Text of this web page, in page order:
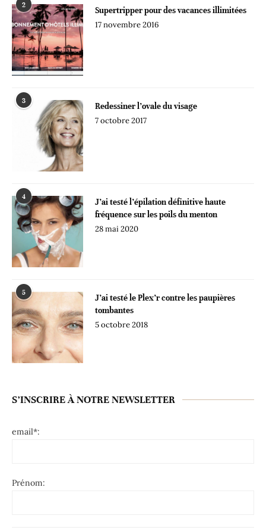
2
Supertripper pour des vacances illimitées
17 novembre 2016
3
Redessiner l’ovale du visage
7 octobre 2017
4
J’ai testé l’épilation définitive haute
fréquence sur les poils du menton
28 mai 2020
5
J’ai testé le Plex’r contre les paupières
tombantes
5 octobre 2018
S’INSCRIRE À NOTRE NEWSLETTER
email*:
Prénom: